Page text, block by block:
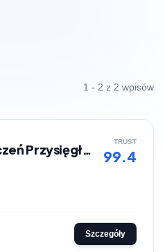
1 - 2 z 2 wpisów
Biuro Tłumaczeń Przysięgłych ALBA TRUST
99.4
Szczegóły